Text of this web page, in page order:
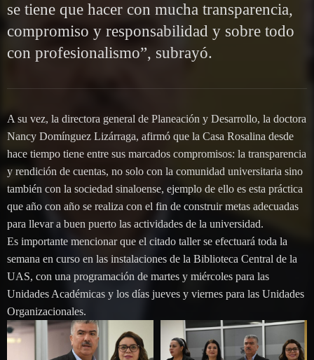
se tiene que hacer con mucha transparencia,
compromiso y responsabilidad y sobre todo
con profesionalismo”, subrayó.
A su vez, la directora general de Planeación y Desarrollo, la doctora
Nancy Domínguez Lizárraga, afirmó que la Casa Rosalina desde
hace tiempo tiene entre sus marcados compromisos: la transparencia
y rendición de cuentas, no solo con la comunidad universitaria sino
también con la sociedad sinaloense, ejemplo de ello es esta práctica
que año con año se realiza con el fin de construir metas adecuadas
para llevar a buen puerto las actividades de la universidad.
Es importante mencionar que el citado taller se efectuará toda la
semana en curso en las instalaciones de la Biblioteca Central de la
UAS, con una programación de martes y miércoles para las
Unidades Académicas y los días jueves y viernes para las Unidades
Organizacionales.